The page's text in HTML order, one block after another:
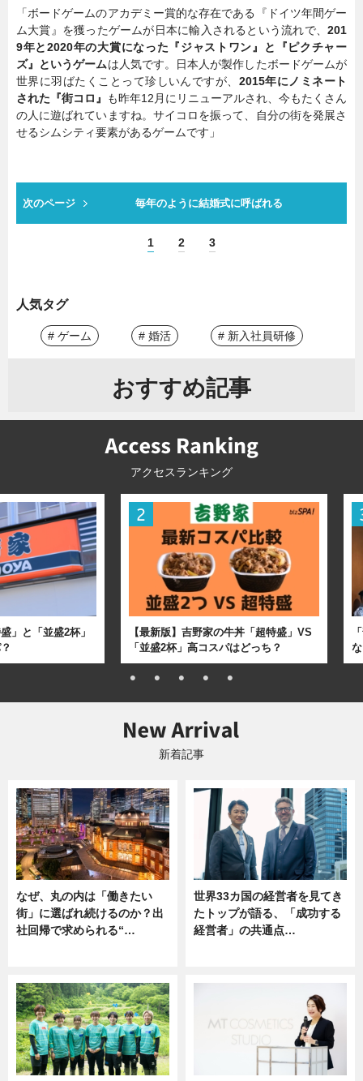
「ボードゲームのアカデミー賞的な存在である『ドイツ年間ゲー
ム大賞』を獲ったゲームが日本に輸入されるという流れで、 201
9年と2020年の大賞になった『ジャストワン』と『ピクチャー
ズ』というゲームは人気です。日本人が製作したボードゲームが
世界に羽ばたくことって珍しいんですが、 2015年にノミネート
された『街コロ』
も昨年12月にリニューアルされ、今もたくさん
の人に遊ばれていますね。サイコロを振って、自分の街を発展さ
せるシムシティ要素があるゲームです」
次のページ 毎年のように結婚式に呼ばれる
1 2 3
人気タグ
# ゲーム # 婚活 # 新入社員研修
おすすめ記事
アクセスランキング
」と「並盛2杯」
【最新版】吉野家の牛丼「超特盛」VS
「並盛2杯」高コスパはどっち？
新着記事
なぜ、丸の内は「働きたい
街」に選ばれ続けるのか？出
社回帰で求められる“…
世界33カ国の経営者を見てき
たトップが語る、「成功する
経営者」の共通点…